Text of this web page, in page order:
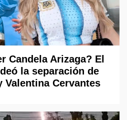
Candela Arizaga? El
la separación de
Valentina Cervantes